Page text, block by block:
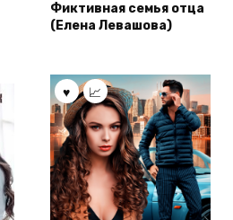
Фиктивная семья отца
(Елена Левашова)